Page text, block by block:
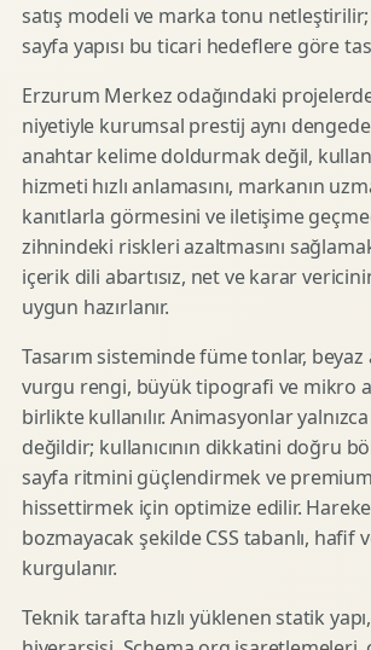
satış modeli ve marka tonu
sayfa yapısı bu ticari hedeflere göre
Erzurum Merkez odağındaki
niyetiyle kurumsal prestij aynı
anahtar kelime doldurmak değil,
hizmeti hızlı anlamasını, markanın
kanıtlarla görmesini ve iletişime
zihnindeki riskleri azaltmasını
içerik dili abartısız, net ve karar
uygun hazırlanır.
Tasarım sisteminde füme tonlar,
vurgu rengi, büyük tipografi ve mikro
birlikte kullanılır. Animasyonlar
değildir; kullanıcının dikkatini doğru
sayfa ritmini güçlendirmek ve premium
hissettirmek için optimize edilir.
bozmayacak şekilde CSS tabanlı, hafif
kurgulanır.
Teknik tarafta hızlı yüklenen statik